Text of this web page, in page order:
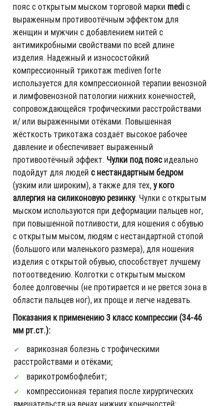
пояс с открытым мыском торговой марки medi с
выраженным противоотёчным эффектом для
женщин и мужчин с добавлением нитей с
антимикробными свойствами по всей длине
изделия. Надежный и износостойкий
компрессионный трикотаж mediven forte
используется для компрессионной терапии венозной
и лимфовенозной патологии нижних конечностей,
сопровождающейся трофическими расстройствами
и/ или выраженными отёками. Повышенная
жёсткость трикотажа создаёт высокое рабочее
давление и обеспечивает выраженный
противоотёчный эффект. Чулки под поясидеально
подойдут для людей с нестандартным бедром
(узким или широким), а также для тех,у кого
аллергия на силиконовую резинку. Чулки с открытым
мыском используются при деформации пальцев ног,
при повышенной потливости, для ношения с обувью
с открытым мысом, людям с нестандартной стопой
(большого или маленького размера), для ношения
изделия с открытой обувью, способствует лучшему
потоотведению. Колготки с открытым мыском
более долговечны (не протирается и не рвется зона в
области пальцев ног), их проще и легче надевать.
Показания к применению 3 класс компрессии (34-46
мм рт.ст.):
варикозная болезнь с трофическими
расстройствами и отёками;
варикотромбофлебит;
компрессионная терапия после хирургических
вмешательств на венах нижних конечностей;